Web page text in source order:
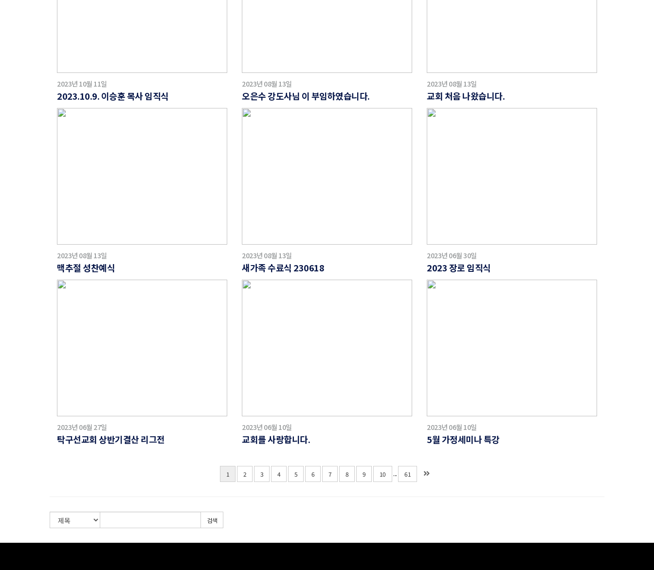
2023년 10월 11일
2023.10.9. 이승훈 목사 임직식
2023년 08월 13일
오은수 강도사님 이 부임하였습니다.
2023년 08월 13일
교회 처음 나왔습니다.
2023년 08월 13일
맥추절 성찬예식
2023년 08월 13일
새가족 수료식 230618
2023년 06월 30일
2023 장로 임직식
2023년 06월 27일
탁구선교회 상반기결산 리그전
2023년 06월 10일
교회를 사랑합니다.
2023년 06월 10일
5월 가정세미나 특강
1 2 3 4 5 6 7 8 9 10 ... 61
검색